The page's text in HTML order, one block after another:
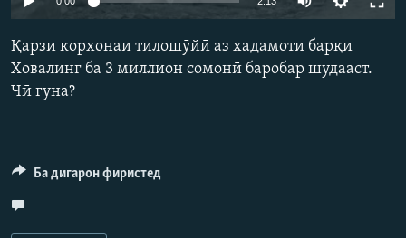
ГУЗОРИШҲОИ РАДИОӢ
Қарзи корхонаи тилошӯйӣ аз хадамоти барқи
Ховалинг ба 3 миллион сомонӣ баробар шудааст.
Чӣ гуна?
Ба дигарон фиристед